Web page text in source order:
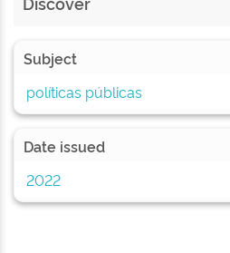
Subject
políticas públicas
Date issued
2022